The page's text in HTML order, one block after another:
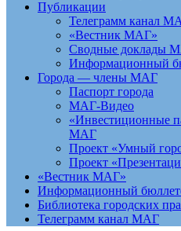
Публикации
Телеграмм канал
«Вестник МАГ»
Сводные доклады
Информационный
Города — члены МАГ
Паспорт города
МАГ-Видео
«Инвестиционные
МАГ
Проект «Умный
Проект
«Вестник МАГ»
Информационный
Библиотека городских
Телеграмм канал МАГ